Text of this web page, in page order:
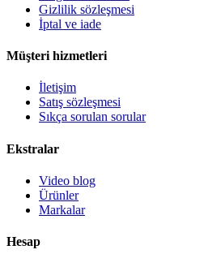
Gizlilik sözleşmesi
İptal ve iade
Müşteri hizmetleri
İletişim
Satış sözleşmesi
Sıkça sorulan sorular
Ekstralar
Video blog
Ürünler
Markalar
Hesap